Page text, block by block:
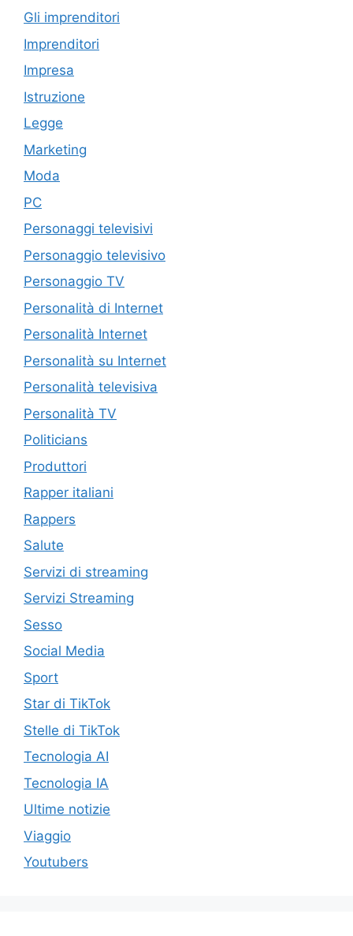
Gli imprenditori
Imprenditori
Impresa
Istruzione
Legge
Marketing
Moda
PC
Personaggi televisivi
Personaggio televisivo
Personaggio TV
Personalità di Internet
Personalità Internet
Personalità su Internet
Personalità televisiva
Personalità TV
Politicians
Produttori
Rapper italiani
Rappers
Salute
Servizi di streaming
Servizi Streaming
Sesso
Social Media
Sport
Star di TikTok
Stelle di TikTok
Tecnologia AI
Tecnologia IA
Ultime notizie
Viaggio
Youtubers